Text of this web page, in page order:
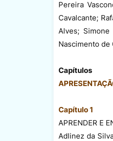
Pereira
Cavalcante;
Alves;
Nascimento de
Capítulos
Capítulo 1
APRENDER E
Adlinez da